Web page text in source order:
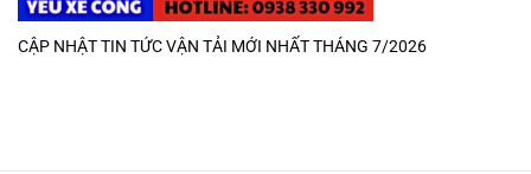
CẬP NHẬT TIN TỨC VẬN TẢI MỚI NHẤT THÁNG 7/2026